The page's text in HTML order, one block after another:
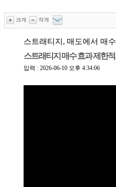
크게 작게
스트래티지, 매도에서 매
스트래티지 매수 효과 제한
입력 : 2026-06-10 오후 4:34:06